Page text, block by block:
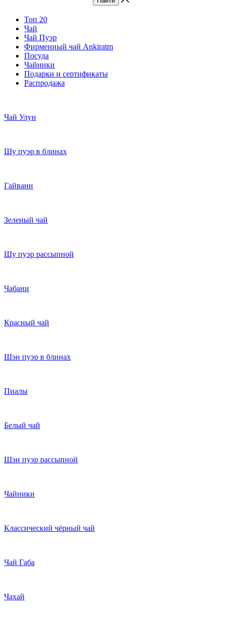
Топ 20
Чай
Чай Пуэр
Фирменный чай Ankiratm
Посуда
Чайники
Подарки и сертификаты
Распродажа
Чай Улун
Шу пуэр в блинах
Гайвани
Зеленый чай
Шу пуэр рассыпной
Чабани
Красный чай
Шэн пуэр в блинах
Пиалы
Белый чай
Шэн пуэр рассыпной
Чайники
Классический чёрный чай
Чай Габа
Чахай